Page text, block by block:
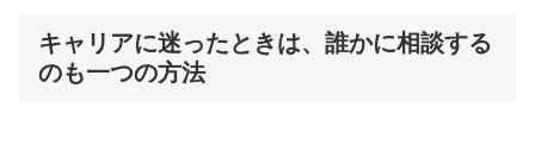
キャリアに迷ったときは、誰かに相談する
のも一つの方法